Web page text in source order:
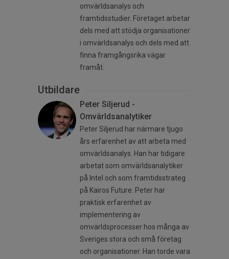
omvärldsanalys och
framtidsstudier. Företaget arbetar
dels med att stödja organisationer
i omvärldsanalys och dels med att
finna framgångsrika vägar
framåt.
Utbildare
Peter Siljerud -
Omvärldsanalytiker
Peter Siljerud har närmare tjugo
års erfarenhet av att arbeta med
omvärldsanalys. Han har tidigare
arbetat som omvärldsanalytiker
på Intel och som framtidsstrateg
på Kairos Future. Peter har
praktisk erfarenhet av
implementering av
omvärldsprocesser hos många av
Sveriges stora och små företag
och organisationer. Han torde vara